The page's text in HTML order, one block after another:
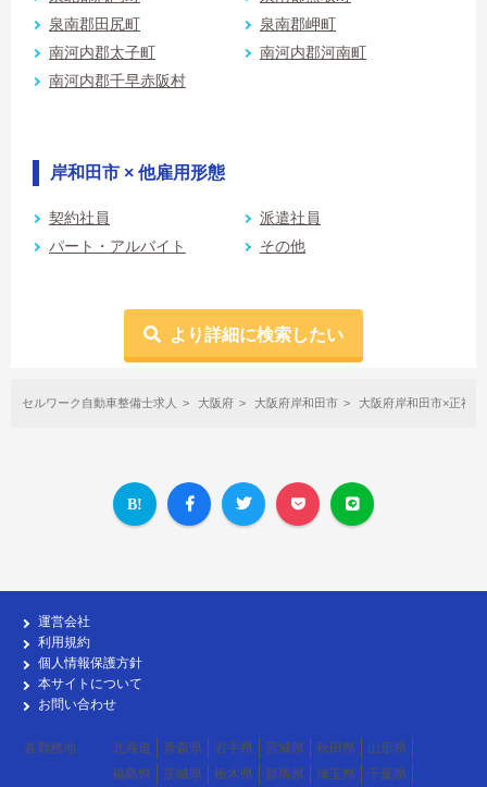
泉南郡田尻町
泉南郡岬町
南河内郡太子町
南河内郡河南町
南河内郡千早赤阪村
岸和田市 × 他雇用形態
契約社員
派遣社員
パート・アルバイト
その他
より詳細に検索したい
セルワーク自動車整備士求人 大阪府 大阪府岸和田市 大阪府岸和田市×正社
運営会社
利用規約
個人情報保護方針
本サイトについて
お問い合わせ
各勤務地 北海道 青森県 岩手県 宮城県 秋田県
山形県
福島県
茨城県 栃木県 群馬県 埼玉県 千葉県